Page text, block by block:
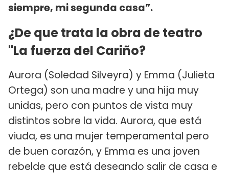
siempre, mi segunda casa”.
¿De que trata la obra de teatro
"La fuerza del Cariño?
Aurora (Soledad Silveyra) y Emma (Julieta
Ortega) son una madre y una hija muy
unidas, pero con puntos de vista muy
distintos sobre la vida. Aurora, que está
viuda, es una mujer temperamental pero
de buen corazón, y Emma es una joven
rebelde que está deseando salir de casa e